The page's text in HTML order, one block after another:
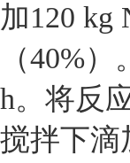
加120 kg
（40%
h。将反
搅拌下滴